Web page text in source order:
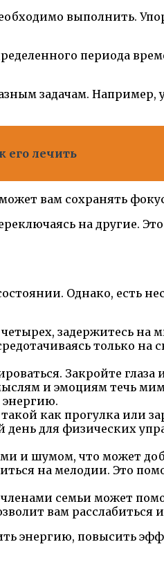
выполнить.
периода
задачам.
его лечить
вам сохранять
на другие.
Однако, есть
задержитесь на
только
Закройте глаза
и эмоциям течь
энергию.
как прогулка или
для физических
и шумом, что может
на мелодии. Это
семьи может
вам расслабиться
энергию, повысить